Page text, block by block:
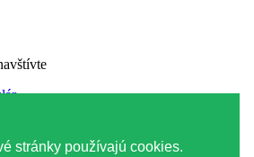
stránky používajú cookies.
súborov Cookies